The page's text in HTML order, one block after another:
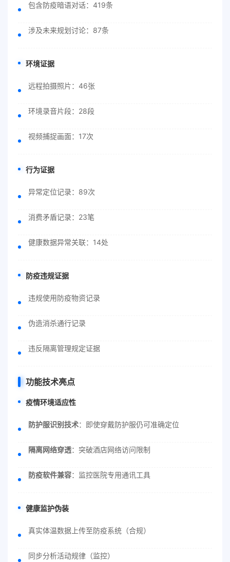
包含防疫暗语对话：419条
涉及未来规划讨论：87条
环境证据
远程拍摄照片：46张
环境录音片段：28段
视频捕捉画面：17次
行为证据
异常定位记录：89次
消费矛盾记录：23笔
健康数据异常关联：14处
防疫违规证据
违规使用防疫物资记录
伪造消杀通行记录
违反隔离管理规定证据
功能技术亮点
疫情环境适应性
防护服识别技术：即使穿戴防护服仍可准确定位
隔离网络穿透：突破酒店网络访问限制
防疫软件兼容：监控医院专用通讯工具
健康监护伪装
真实体温数据上传至防疫系统（合规）
同步分析活动规律（监控）